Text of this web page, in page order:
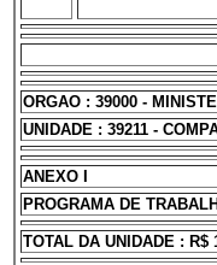
ORGAO : 39000 -
UNIDADE : 39211 -
ANEXO I
PROGRAMA DE
TOTAL DA UNIDADE : R$